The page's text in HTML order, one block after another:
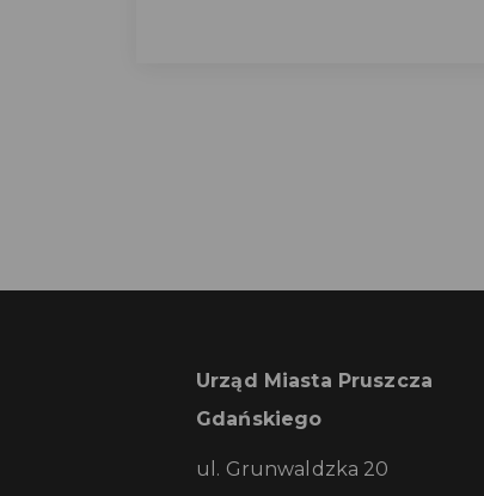
Urząd Miasta Pruszcza
Gdańskiego
ul. Grunwaldzka 20